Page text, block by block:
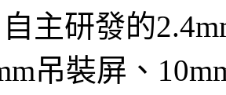
主研發的
吊裝屏、